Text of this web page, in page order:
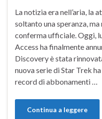
La notizia era nell’aria, la
soltanto una speranza, ma
conferma ufficiale. Oggi,
Access ha finalmente
Discovery è stata
nuova serie di Star Trek
record di abbonamenti …
Continua a leggere